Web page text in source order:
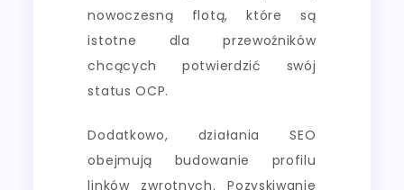
nowoczesną flotą, które są
istotne dla przewoźników
chcących potwierdzić swój
status OCP.
Dodatkowo, działania SEO
obejmują budowanie profilu
linków zwrotnych. Pozyskiwanie